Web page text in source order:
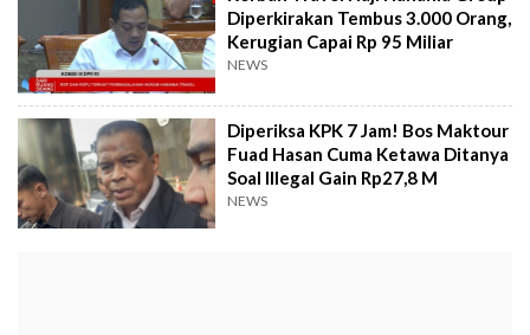
Diperkirakan Tembus 3.000 Orang,
Kerugian Capai Rp 95 Miliar
NEWS
Diperiksa KPK 7 Jam! Bos Maktour
Fuad Hasan Cuma Ketawa Ditanya
Soal Illegal Gain Rp27,8 M
NEWS